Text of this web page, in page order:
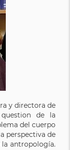
y directora de
de la
del cuerpo
perspectiva de
antropología.